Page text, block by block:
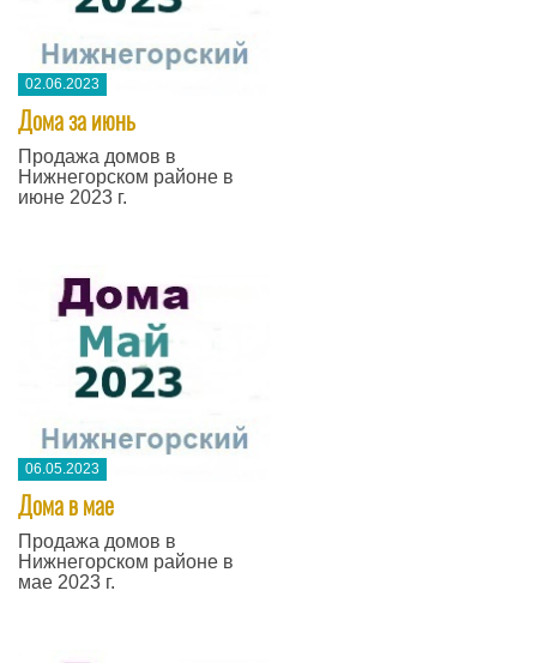
02.06.2023
Дома за июнь
Продажа домов в
Нижнегорском районе в
июне 2023 г.
06.05.2023
Дома в мае
Продажа домов в
Нижнегорском районе в
мае 2023 г.